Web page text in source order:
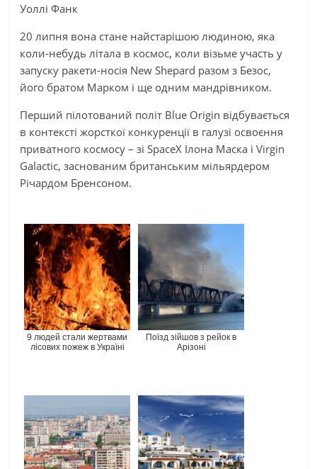
Уоллі Фанк
20 липня вона стане найстарішою людиною, яка
коли-небудь літала в космос, коли візьме участь у
запуску ракети-носія New Shepard разом з Безос,
його братом Марком і ще одним мандрівником.
Перший пілотований політ Blue Origin відбувається
в контексті жорсткої конкуренції в галузі освоєння
приватного космосу – зі SpaceX Ілона Маска і Virgin
Galactic, заснованим британським мільярдером
Річардом Бренсоном.
9 людей стали жертвами
лісових пожеж в Україні
Поїзд зійшов з рейок в
Арізоні